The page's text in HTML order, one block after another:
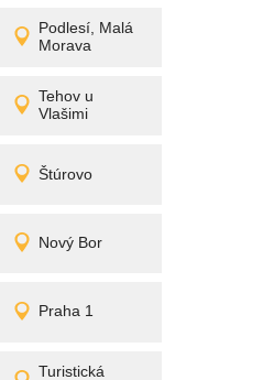
Podlesí, Malá
Morava
Detail
promítání
Tehov u
Vlašimi
Detail
promítání
Štúrovo
Detail
promítání
Nový Bor
Detail
promítání
Praha 1
Detail
promítání
Turistická
promítání